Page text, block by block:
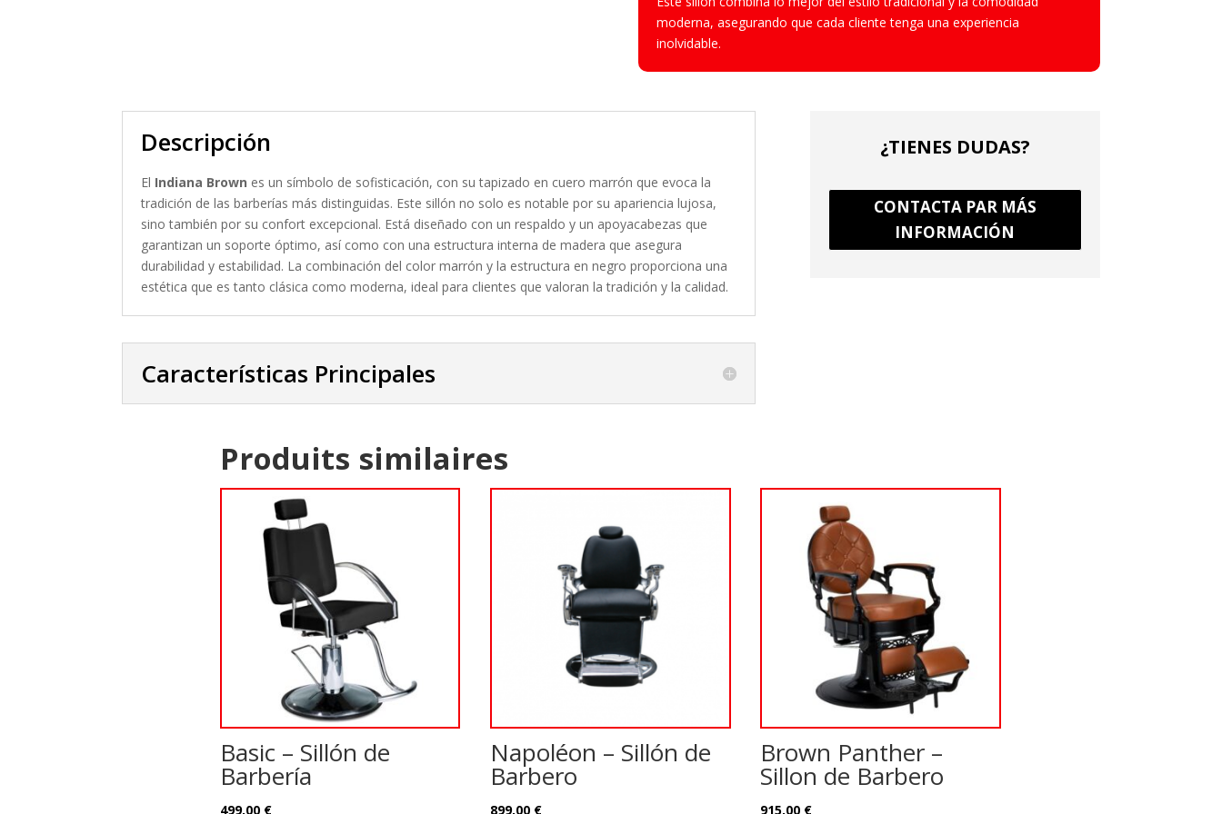
moderna, asegurando que cada cliente tenga una experiencia
inolvidable.
Descripción
El Indiana Brown es un símbolo de sofisticación, con su tapizado en cuero marrón que evoca la
tradición de las barberías más distinguidas. Este sillón no solo es notable por su apariencia lujosa,
sino también por su confort excepcional. Está diseñado con un respaldo y un apoyacabezas que
garantizan un soporte óptimo, así como con una estructura interna de madera que asegura
durabilidad y estabilidad. La combinación del color marrón y la estructura en negro proporciona una
estética que es tanto clásica como moderna, ideal para clientes que valoran la tradición y la calidad.
Características Principales
¿TIENES DUDAS?
CONTACTA PAR MÁS
INFORMACIÓN
Produits similaires
Basic – Sillón de
Barbería
499,00 €
Napoléon – Sillón de
Barbero
899,00 €
Brown Panther –
Sillon de Barbero
915,00 €